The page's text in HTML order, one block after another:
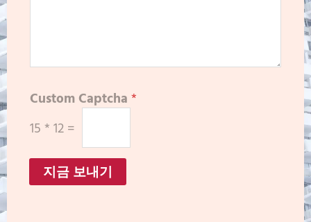
Custom Captcha *
15 * 12 =
지금 보내기